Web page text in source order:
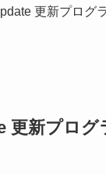
更新プログ
新プログ